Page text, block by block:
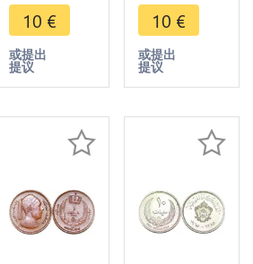
Quereish
1395 1975
UNC -
>Make
10 €
或提出
提议
Hawk 1395
1975 UNC -
>Make
offer
10 €
或提出
提议